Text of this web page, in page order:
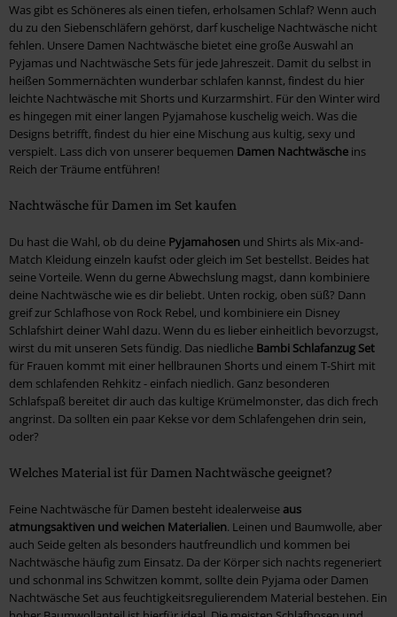
Was gibt es Schöneres als einen tiefen, erholsamen Schlaf? Wenn auch
du zu den Siebenschläfern gehörst, darf kuschelige Nachtwäsche nicht
fehlen. Unsere Damen Nachtwäsche bietet eine große Auswahl an
Pyjamas und Nachtwäsche Sets für jede Jahreszeit. Damit du selbst in
heißen Sommernächten wunderbar schlafen kannst, findest du hier
leichte Nachtwäsche mit Shorts und Kurzarmshirt. Für den Winter wird
es hingegen mit einer langen Pyjamahose kuschelig weich. Was die
Designs betrifft, findest du hier eine Mischung aus kultig, sexy und
verspielt. Lass dich von unserer bequemen Damen Nachtwäsche ins
Reich der Träume entführen!
Nachtwäsche für Damen im Set kaufen
Du hast die Wahl, ob du deine Pyjamahosen und Shirts als Mix-and-
Match Kleidung einzeln kaufst oder gleich im Set bestellst. Beides hat
seine Vorteile. Wenn du gerne Abwechslung magst, dann kombiniere
deine Nachtwäsche wie es dir beliebt. Unten rockig, oben süß? Dann
greif zur Schlafhose von Rock Rebel, und kombiniere ein Disney
Schlafshirt deiner Wahl dazu. Wenn du es lieber einheitlich bevorzugst,
wirst du mit unseren Sets fündig. Das niedliche Bambi Schlafanzug Set
für Frauen kommt mit einer hellbraunen Shorts und einem T-Shirt mit
dem schlafenden Rehkitz - einfach niedlich. Ganz besonderen
Schlafspaß bereitet dir auch das kultige Krümelmonster, das dich frech
angrinst. Da sollten ein paar Kekse vor dem Schlafengehen drin sein,
oder?
Welches Material ist für Damen Nachtwäsche geeignet?
Feine Nachtwäsche für Damen besteht idealerweise aus
atmungsaktiven und weichen Materialien. Leinen und Baumwolle, aber
auch Seide gelten als besonders hautfreundlich und kommen bei
Nachtwäsche häufig zum Einsatz. Da der Körper sich nachts regeneriert
und schonmal ins Schwitzen kommt, sollte dein Pyjama oder Damen
Nachtwäsche Set aus feuchtigkeitsregulierendem Material bestehen. Ein